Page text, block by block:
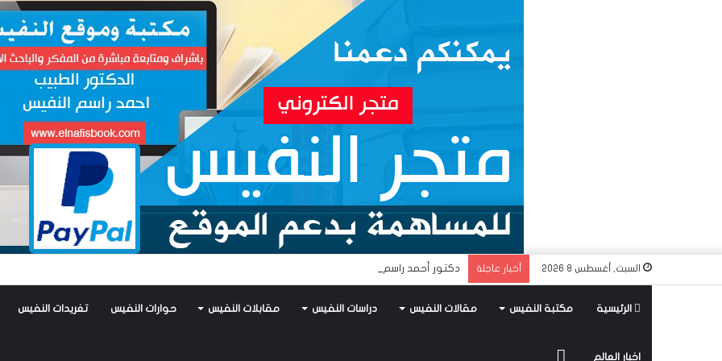
السبت, أغسطس 8 2026 أخبار عاجلة دكتور أحمد راسم النفيس يكتب: جواز عتريس من فؤادة باطل!! وجواز براقش من حُنين فاشل!!
الرئيسية مكتبة النفيس مقالات النفيس دراسات النفيس مقابلات النفيس حوارات النفيس تغريدات النفيس
اخبار العالم